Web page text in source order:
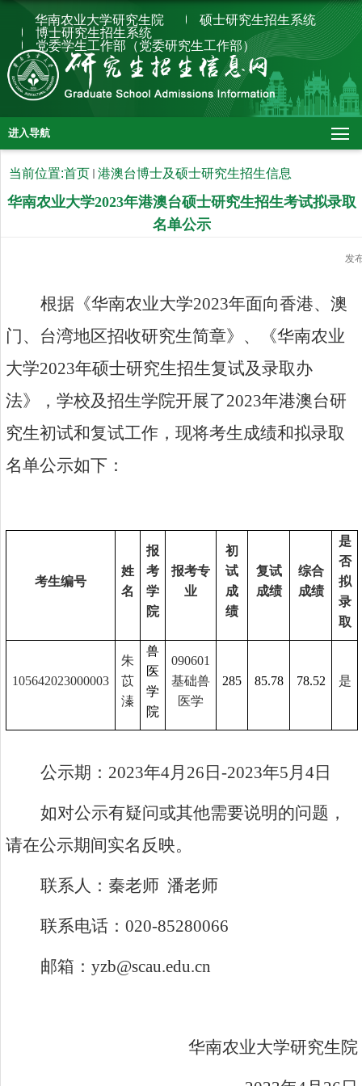
华南农业大学研究生院
硕士研究生招生系统
博士研究生招生系统
党委学生工作部（党委研究生工作部）
进入导航
当前位置:首页 港澳台博士及硕士研究生招生信息
华南农业大学2023年港澳台硕士研究生招生考试拟录取
名单公示
发
根据《华南农业大学2023年面向香港、澳
门、台湾地区招收研究生简章》、《华南农业
大学2023年硕士研究生招生复试及录取办
法》，学校及招生学院开展了2023年港澳台研
究生初试和复试工作，现将考生成绩和拟录取
名单公示如下：
考生编号
姓
名
报
考
学
院
报考专
业
初
试
成
绩
复试
成绩
综合
成绩
是
否
拟
录
取
105642023000003
朱
苡
溱
兽
医
学
院
090601
基础兽
医学
285 85.78 78.52 是
公示期： 2023年4月 26 日 -2023年5月 4日
如对公示有疑问或其他需要说明的问题，
请在公示期间实名反映。
联系人：秦老师 潘老师
联系电话： 020-85280066
邮箱： yzb@scau.edu.cn
华南农业大学研究生院